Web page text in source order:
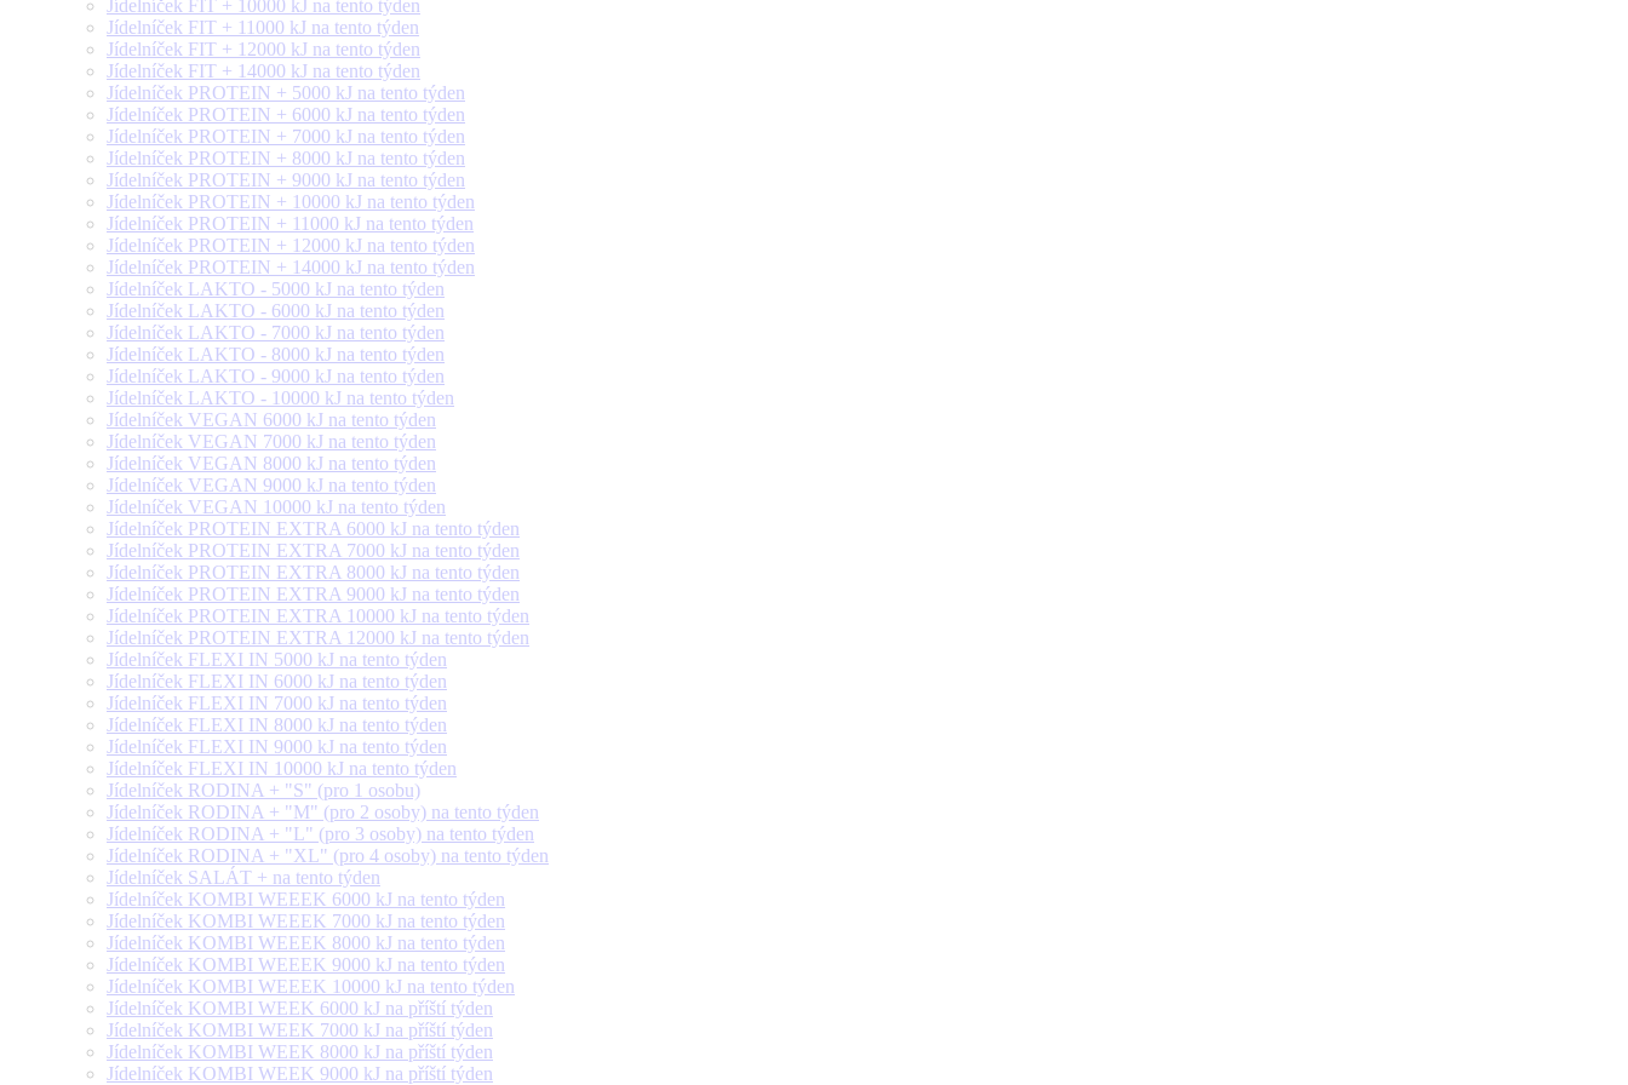
Jídelníček FIT + 10000 kJ na tento týden
Jídelníček FIT + 11000 kJ na tento týden
Jídelníček FIT + 12000 kJ na tento týden
Jídelníček FIT + 14000 kJ na tento týden
Jídelníček PROTEIN + 5000 kJ na tento týden
Jídelníček PROTEIN + 6000 kJ na tento týden
Jídelníček PROTEIN + 7000 kJ na tento týden
Jídelníček PROTEIN + 8000 kJ na tento týden
Jídelníček PROTEIN + 9000 kJ na tento týden
Jídelníček PROTEIN + 10000 kJ na tento týden
Jídelníček PROTEIN + 11000 kJ na tento týden
Jídelníček PROTEIN + 12000 kJ na tento týden
Jídelníček PROTEIN + 14000 kJ na tento týden
Jídelníček LAKTO - 5000 kJ na tento týden
Jídelníček LAKTO - 6000 kJ na tento týden
Jídelníček LAKTO - 7000 kJ na tento týden
Jídelníček LAKTO - 8000 kJ na tento týden
Jídelníček LAKTO - 9000 kJ na tento týden
Jídelníček LAKTO - 10000 kJ na tento týden
Jídelníček VEGAN 6000 kJ na tento týden
Jídelníček VEGAN 7000 kJ na tento týden
Jídelníček VEGAN 8000 kJ na tento týden
Jídelníček VEGAN 9000 kJ na tento týden
Jídelníček VEGAN 10000 kJ na tento týden
Jídelníček PROTEIN EXTRA 6000 kJ na tento týden
Jídelníček PROTEIN EXTRA 7000 kJ na tento týden
Jídelníček PROTEIN EXTRA 8000 kJ na tento týden
Jídelníček PROTEIN EXTRA 9000 kJ na tento týden
Jídelníček PROTEIN EXTRA 10000 kJ na tento týden
Jídelníček PROTEIN EXTRA 12000 kJ na tento týden
Jídelníček FLEXI IN 5000 kJ na tento týden
Jídelníček FLEXI IN 6000 kJ na tento týden
Jídelníček FLEXI IN 7000 kJ na tento týden
Jídelníček FLEXI IN 8000 kJ na tento týden
Jídelníček FLEXI IN 9000 kJ na tento týden
Jídelníček FLEXI IN 10000 kJ na tento týden
Jídelníček RODINA + "S" (pro 1 osobu)
Jídelníček RODINA + "M" (pro 2 osoby) na tento týden
Jídelníček RODINA + "L" (pro 3 osoby) na tento týden
Jídelníček RODINA + "XL" (pro 4 osoby) na tento týden
Jídelníček SALÁT + na tento týden
Jídelníček KOMBI WEEEK 6000 kJ na tento týden
Jídelníček KOMBI WEEEK 7000 kJ na tento týden
Jídelníček KOMBI WEEEK 8000 kJ na tento týden
Jídelníček KOMBI WEEEK 9000 kJ na tento týden
Jídelníček KOMBI WEEEK 10000 kJ na tento týden
Jídelníček KOMBI WEEK 6000 kJ na příští týden
Jídelníček KOMBI WEEK 7000 kJ na příští týden
Jídelníček KOMBI WEEK 8000 kJ na příští týden
Jídelníček KOMBI WEEK 9000 kJ na příští týden